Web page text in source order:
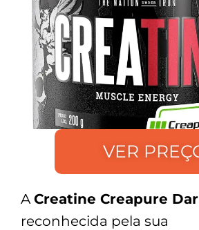
VER
A Creatine Creapure
reconhecida pela sua